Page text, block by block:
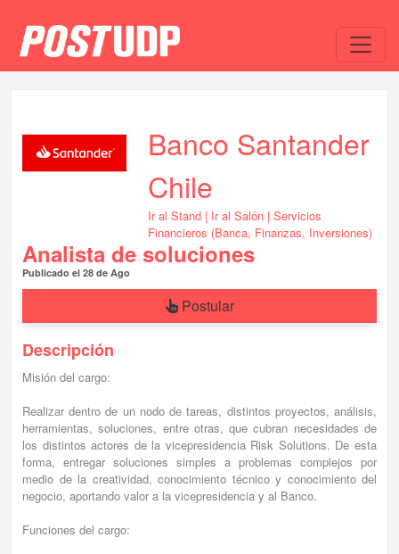
Banco Santander
Chile
Ir al Stand| Ir al Salón| Servicios
Financieros (Banca, Finanzas, Inversiones)
Analista de soluciones
Publicado el 28 de Ago
Postular
Descripción
Misión del cargo:
Realizar dentro de un nodo de tareas, distintos proyectos, análisis,
herramientas, soluciones, entre otras, que cubran necesidades de
los distintos actores de la vicepresidencia Risk Solutions. De esta
forma, entregar soluciones simples a problemas complejos por
medio de la creatividad, conocimiento técnico y conocimiento del
negocio, aportando valor a la vicepresidencia y al Banco.
Funciones del cargo: